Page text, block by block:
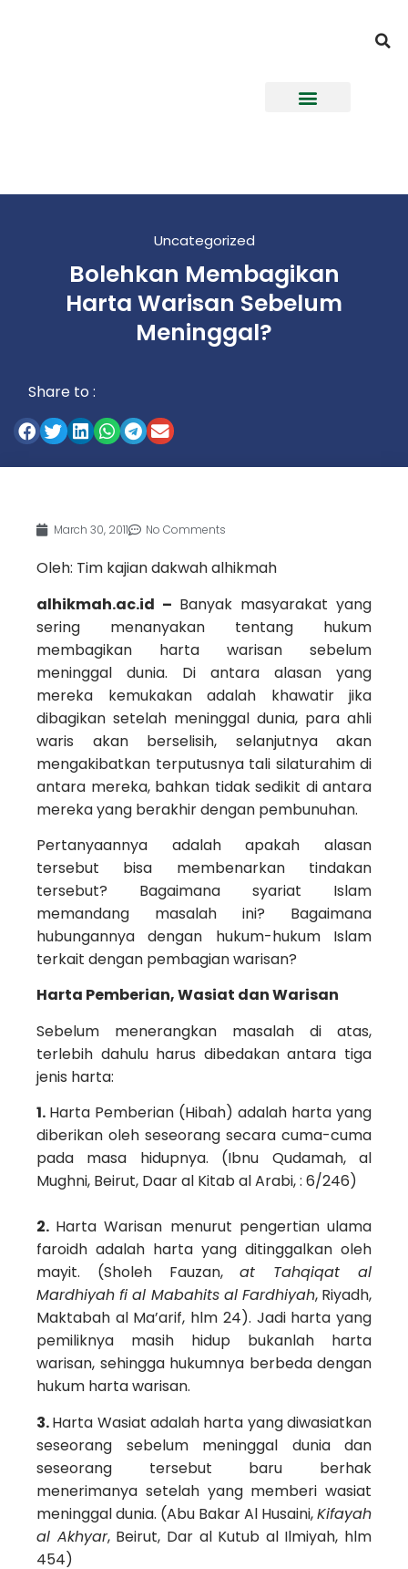
Uncategorized
Bolehkan Membagikan
Harta Warisan Sebelum
Meninggal?
Share to :
March 30, 2011 No Comments
Oleh: Tim kajian dakwah alhikmah
alhikmah.ac.id – Banyak masyarakat yang
sering menanyakan tentang hukum
membagikan harta warisan sebelum
meninggal dunia. Di antara alasan yang
mereka kemukakan adalah khawatir jika
dibagikan setelah meninggal dunia, para ahli
waris akan berselisih, selanjutnya akan
mengakibatkan terputusnya tali silaturahim di
antara mereka, bahkan tidak sedikit di antara
mereka yang berakhir dengan pembunuhan.
Pertanyaannya adalah apakah alasan
tersebut bisa membenarkan tindakan
tersebut? Bagaimana syariat Islam
memandang masalah ini? Bagaimana
hubungannya dengan hukum-hukum Islam
terkait dengan pembagian warisan?
Harta Pemberian, Wasiat dan Warisan
Sebelum menerangkan masalah di atas,
terlebih dahulu harus dibedakan antara tiga
jenis harta:
1. Harta Pemberian (Hibah) adalah harta yang
diberikan oleh seseorang secara cuma-cuma
pada masa hidupnya. (Ibnu Qudamah, al
Mughni, Beirut, Daar al Kitab al Arabi, : 6/246)
2. Harta Warisan menurut pengertian ulama
faroidh adalah harta yang ditinggalkan oleh
mayit. (Sholeh Fauzan,at Tahqiqat al
Mardhiyah fi al Mabahits al Fardhiyah, Riyadh,
Maktabah al Ma’arif, hlm 24). Jadi harta yang
pemiliknya masih hidup bukanlah harta
warisan, sehingga hukumnya berbeda dengan
hukum harta warisan.
3.Harta Wasiat adalah harta yang diwasiatkan
seseorang sebelum meninggal dunia dan
seseorang tersebut baru berhak
menerimanya setelah yang memberi wasiat
meninggal dunia. (Abu Bakar Al Husaini,Kifayah
al Akhyar, Beirut, Dar al Kutub al Ilmiyah, hlm
454)